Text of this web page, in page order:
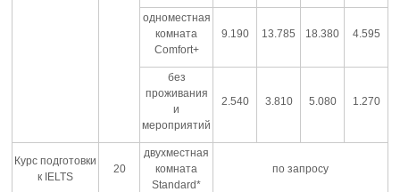
одноместная
комната
Comfort+
9.190 13.785 18.380 4.595
без
проживания
и
мероприятий
2.540 3.810 5.080 1.270
Курс подготовки
к IELTS
20
двухместная
комната
Standard*
по запросу